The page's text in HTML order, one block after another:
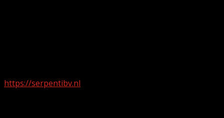
https://serpentibv.nl